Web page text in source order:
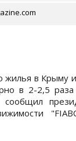
жилья в Крыму
в 2-2,5